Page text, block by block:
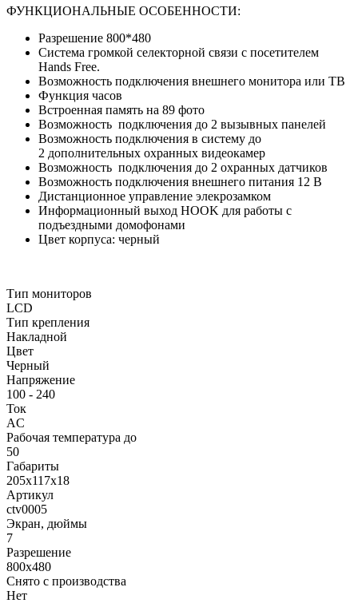
ФУНКЦИОНАЛЬНЫЕ ОСОБЕННОСТИ:
Разрешение 800*480
Система громкой селекторной связи с посетителем
Hands Free.
Возможность подключения внешнего монитора или ТВ
Функция часов
Встроенная память на 89 фото
Возможность подключения до 2 вызывных панелей
Возможность подключения в систему до
2 дополнительных охранных видеокамер
Возможность подключения до 2 охранных датчиков
Возможность подключения внешнего питания 12 В
Дистанционное управление элекрозамком
Информационный выход HOOK для работы с
подъездными домофонами
Цвет корпуса: черный
Тип мониторов
LCD
Тип крепления
Накладной
Цвет
Черный
Напряжение
100 - 240
Ток
AC
Рабочая температура до
50
Габариты
205x117x18
Артикул
ctv0005
Экран, дюймы
7
Разрешение
800х480
Снято с производства
Нет